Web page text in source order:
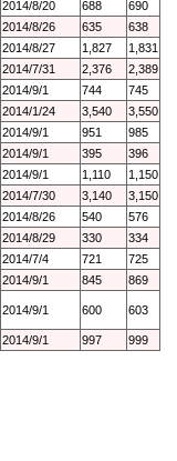
2014/8/20 688
690
2014/8/26 635
638
2014/8/27 1,827
1,831
2014/7/31 2,376
2,389
2014/9/1 744
745
2014/1/24 3,540
3,550
2014/9/1 951
985
2014/9/1 395
396
2014/9/1 1,110
1,150
2014/7/30 3,140
3,150
2014/8/26 540
576
2014/8/29 330
334
2014/7/4 721
725
2014/9/1 845 869
2014/9/1 600 603
2014/9/1 997 999